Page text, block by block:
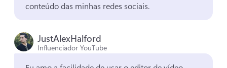
conteúdo das minhas redes sociais.
JustAlexHalford
Influenciador YouTube